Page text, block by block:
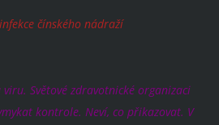
čínského nádraží
Světové zdravotnické organizaci
kontrole. Neví, co přikazovat. V